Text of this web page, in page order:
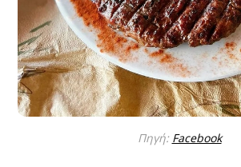
Πηγή: Facebook